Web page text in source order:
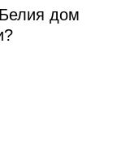
дом